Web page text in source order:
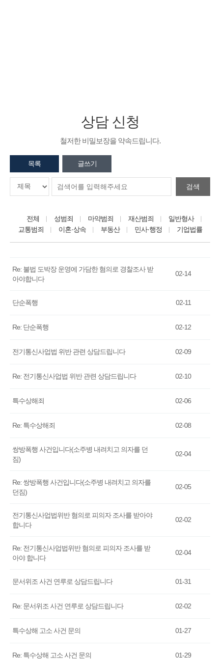
상담 신청
철저한 비밀보장을 약속드립니다.
목록 글쓰기
검색
전체 성범죄 마약범죄 재산범죄
일반형사
교통범죄
이혼·상속 부동산 민사·행정 기업법률
Re: 불법 도박장 운영에 가담한 혐의로 경찰조사 받
아야합니다
02-14
단순폭행 02-11
Re: 단순폭행 02-12
전기통신사업법 위반 관련 상담드립니다 02-09
Re: 전기통신사업법 위반 관련 상담드립니다 02-10
특수상해죄 02-06
Re: 특수상해죄 02-08
쌍방폭행 사건입니다(소주병 내려치고 의자를 던
짐)
02-04
Re: 쌍방폭행 사건입니다(소주병 내려치고 의자를
던짐)
02-05
전기통신사업법위반 혐의로 피의자 조사를 받아야
합니다
02-02
Re: 전기통신사업법위반 혐의로 피의자 조사를 받
아야 합니다
02-04
문서위조 사건 연루로 상담드립니다 01-31
Re: 문서위조 사건 연루로 상담드립니다 02-02
특수상해 고소 사건 문의 01-27
Re: 특수상해 고소 사건 문의 01-29